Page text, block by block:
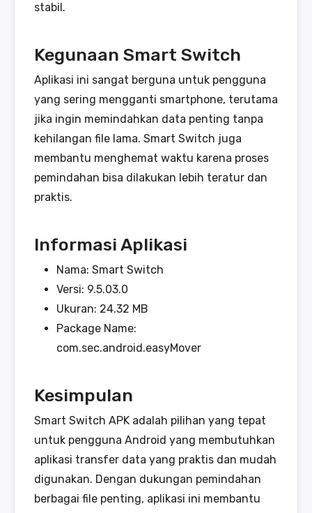
stabil.
Kegunaan Smart Switch
Aplikasi ini sangat berguna untuk pengguna
yang sering mengganti smartphone, terutama
jika ingin memindahkan data penting tanpa
kehilangan file lama. Smart Switch juga
membantu menghemat waktu karena proses
pemindahan bisa dilakukan lebih teratur dan
praktis.
Informasi Aplikasi
Nama: Smart Switch
Versi: 9.5.03.0
Ukuran: 24.32 MB
Package Name:
com.sec.android.easyMover
Kesimpulan
Smart Switch APK adalah pilihan yang tepat
untuk pengguna Android yang membutuhkan
aplikasi transfer data yang praktis dan mudah
digunakan. Dengan dukungan pemindahan
berbagai file penting, aplikasi ini membantu